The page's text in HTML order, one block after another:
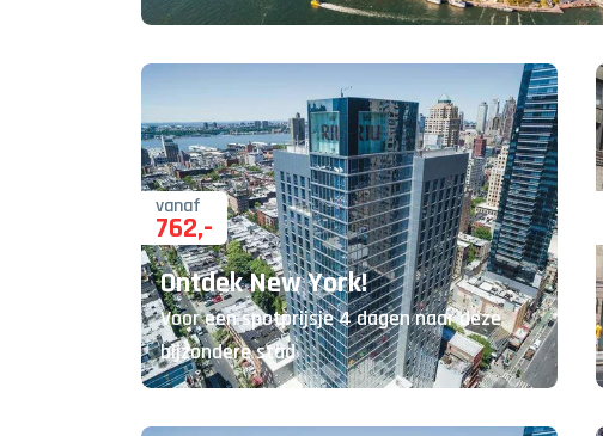
vanaf
762,-
Ontdek New York!
Voor een spotprijsje 4 dagen naar deze
bijzondere stad